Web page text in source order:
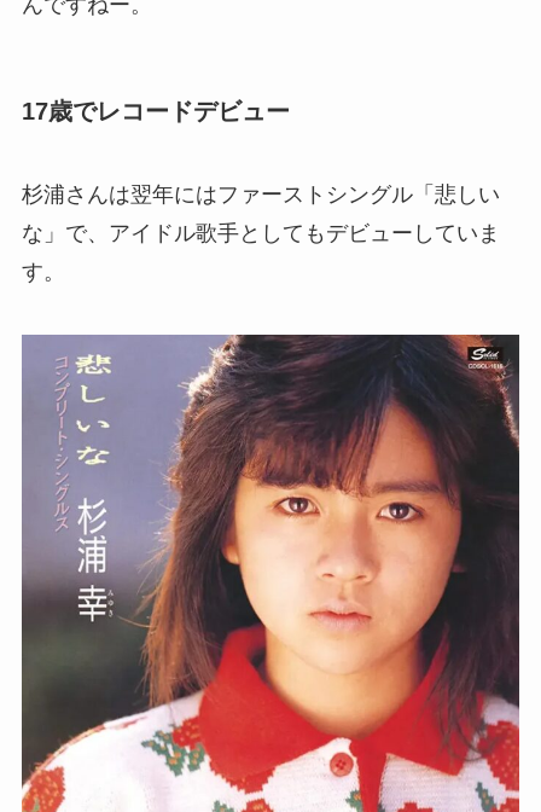
17歳でレコードデビュー
杉浦さんは翌年にはファーストシングル「悲しい
な」で、アイドル歌手としてもデビューしていま
す。